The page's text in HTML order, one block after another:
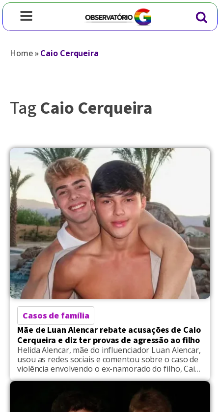
Home»Caio Cerqueira
TagCaio Cerqueira
Casos de família
Mãe de Luan Alencar rebate acusações de Caio
Cerqueira e diz ter provas de agressão ao filho
Helida Alencar, mãe do influenciador Luan Alencar,
usou as redes sociais e comentou sobre o caso de
violência envolvendo o ex-namorado do filho, Caio
Cerqueira. O episódio ocorreu quando os dois
ainda mantinham um relacionamento. A confusão
teve início após o pai de Luan ter escrito “viva a
violência” em um post do, então, ex-genro. […]